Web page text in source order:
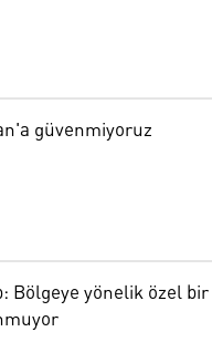
güvenmiyoruz
Bölgeye yönelik özel